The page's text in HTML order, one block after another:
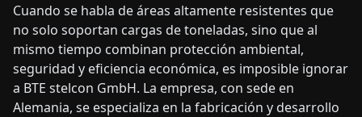
Cuando se habla de áreas altamente resistentes que
no solo soportan cargas de toneladas, sino que al
mismo tiempo combinan protección ambiental,
seguridad y eficiencia económica, es imposible ignorar
a BTE stelcon GmbH. La empresa, con sede en
Alemania, se especializa en la fabricación y desarrollo